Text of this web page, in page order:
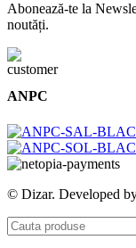
Abonează-te la
noutăți.
ANPC
© Dizar. Developed